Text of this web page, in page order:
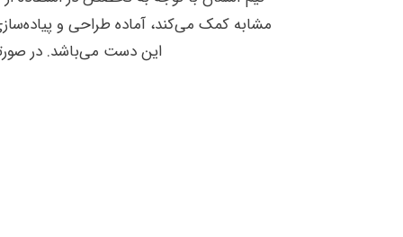
مشابه کمک می‌کند، آماده طراحی و
این دست می‌باشد. در